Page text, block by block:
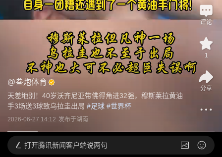
@叁炮体育
天差地别！40岁沃齐尼亚带佛得角进32强，穆斯莱拉黄油
手3场送3球致乌拉圭出局 #足球 #世界杯
2026-06-27 14:12 发布于湖南
评论
1
分享
打开腾讯新闻客户端说两句